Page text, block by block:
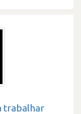
trabalhar